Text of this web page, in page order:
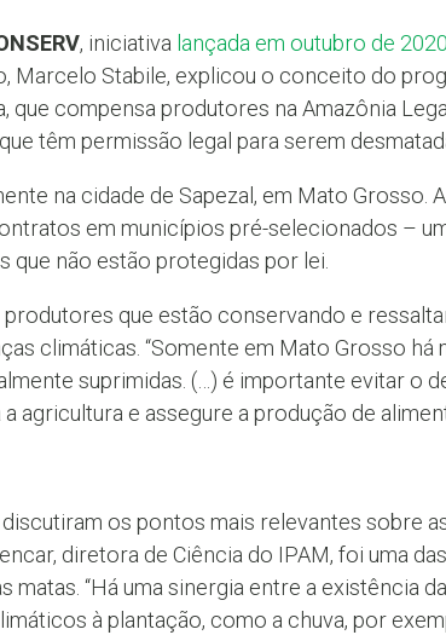
, iniciativa lançada em outubro de 2020
Stabile, explicou o conceito do
que compensa produtores na Amazônia
têm permissão legal para serem
na cidade de Sapezal, em Mato Grosso.
em municípios pré-selecionados –
que não estão protegidas por lei.
que estão conservando e
climáticas. “Somente em Mato Grosso há
suprimidas. (…) é importante evitar o
agricultura e assegure a produção de
os pontos mais relevantes sobre
diretora de Ciência do IPAM, foi uma
matas. “Há uma sinergia entre a existência
à plantação, como a chuva, por